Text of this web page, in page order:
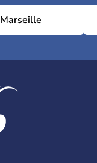
Marseille